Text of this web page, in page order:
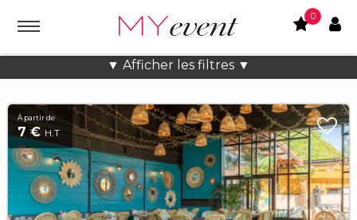
0
▼ Afficher les filtres ▼
Location lieux et salles atypiques
À partir de
7 € H.T